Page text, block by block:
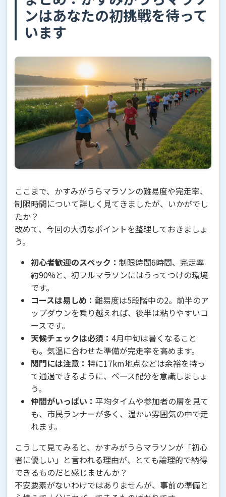
ンはあなたの初挑戦を待って
います
ここまで、かすみがうらマラソンの難易度や完走率、
制限時間について詳しく見てきましたが、いかがでし
たか？
改めて、今回の大切なポイントを整理しておきましょ
う。
初心者歓迎のスペック： 制限時間6時間、完走率
約90%と、初フルマラソンにはうってつけの環境
です。
コースは易しめ： 難易度は5段階中の2。前半のア
ップダウンを乗り越えれば、後半は粘りやすいコ
ースです。
天候チェックは必須： 4月中旬は暑くなること
も。気温に合わせた準備が完走率を高めます。
関門には注意： 特に17km地点などは余裕を持っ
て通過できるように、ペース配分を意識しましょ
う。
仲間がいっぱい： 平均タイムや参加者の層を見て
も、市民ランナーが多く、温かい雰囲気の中で走
れます。
こうして見てみると、かすみがうらマラソンが「初心
者に優しい」と言われる理由が、とても論理的で納得
できるものだと感じませんか？
不安要素がないわけではありませんが、事前の準備と